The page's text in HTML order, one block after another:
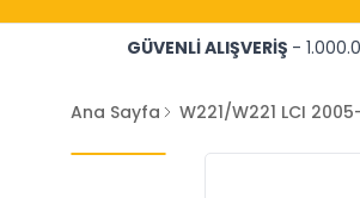
GÜVENLİ ALIŞVERİŞ -
Ana Sayfa W221/W221 LCI